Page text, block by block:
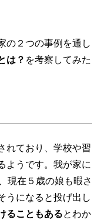
の２つの事例を通し
は？ を考察してみた
れており、学校や習
ようです。我が家に
現在５歳の娘も暇さ
うになると投げ出し
ることもあるとわか